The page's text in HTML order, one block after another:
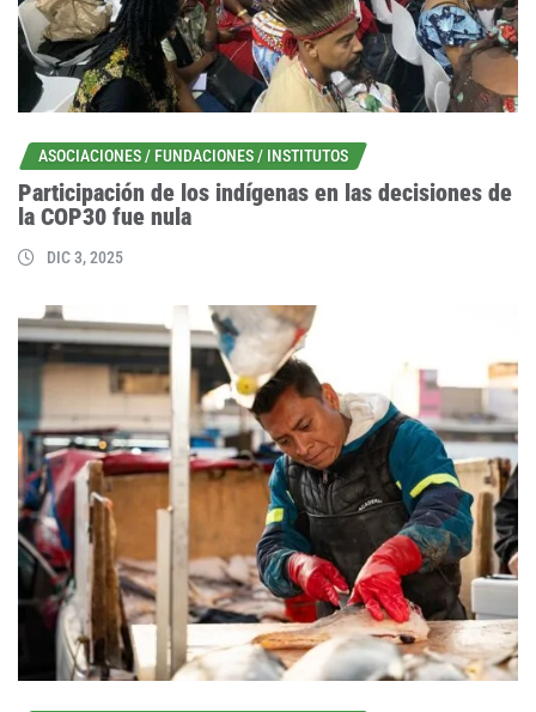
ASOCIACIONES / FUNDACIONES / INSTITUTOS
Participación de los indígenas en las decisiones de
la COP30 fue nula
DIC 3, 2025